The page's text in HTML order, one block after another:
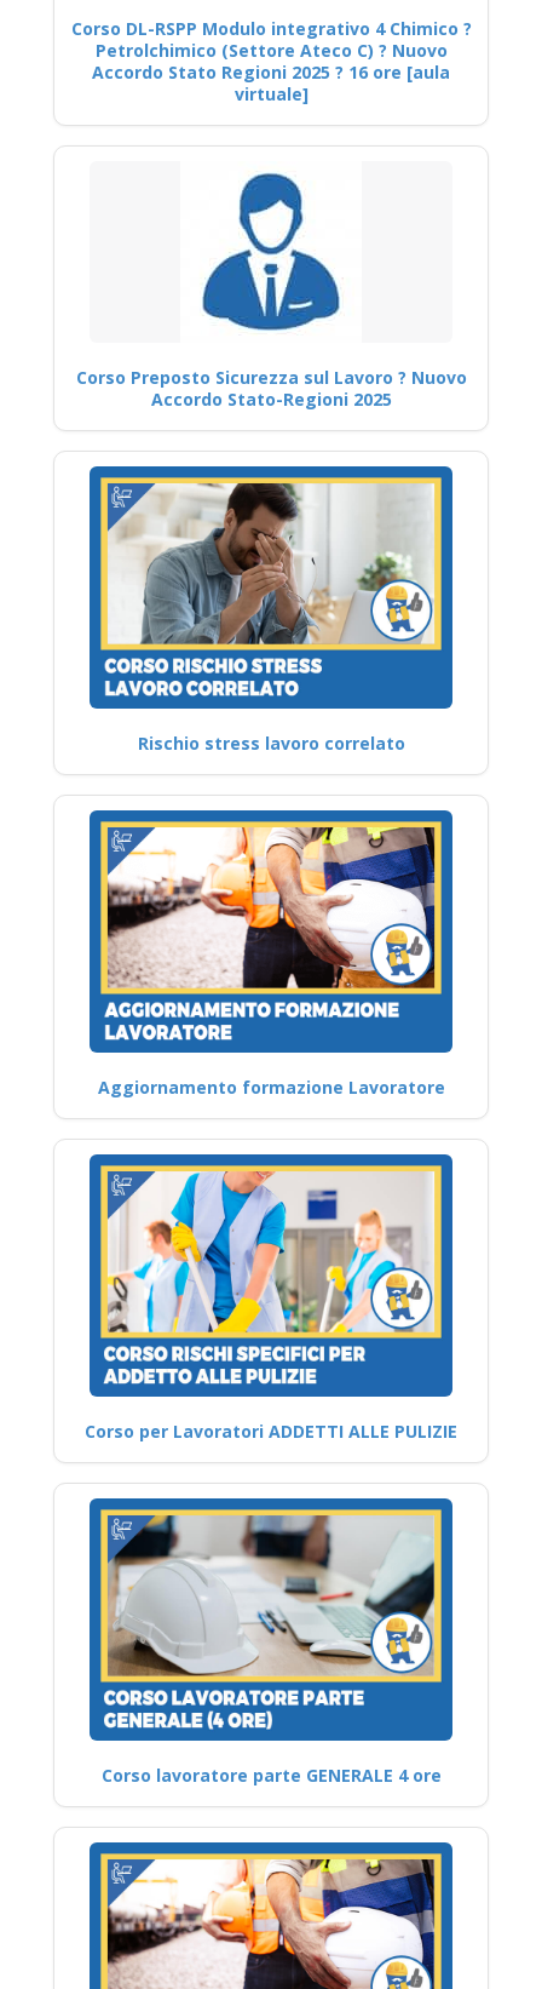
Corso DL-RSPP Modulo integrativo 4 Chimico ?
Petrolchimico (Settore Ateco C) ? Nuovo
Accordo Stato Regioni 2025 ? 16 ore [aula
virtuale]
Corso Preposto Sicurezza sul Lavoro ? Nuovo
Accordo Stato-Regioni 2025
Rischio stress lavoro correlato
Aggiornamento formazione Lavoratore
Corso per Lavoratori ADDETTI ALLE PULIZIE
Corso lavoratore parte GENERALE 4 ore